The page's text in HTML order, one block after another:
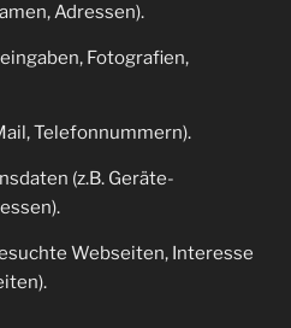
Adressen).
Fotografien,
Telefonnummern).
(z.B. Geräte-
Webseiten, Interesse